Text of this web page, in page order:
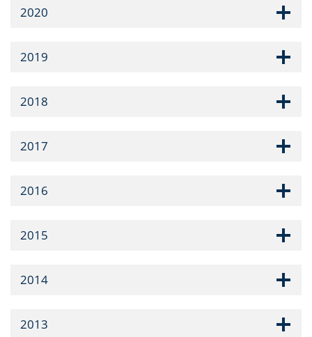
2020
2019
2018
2017
2016
2015
2014
2013